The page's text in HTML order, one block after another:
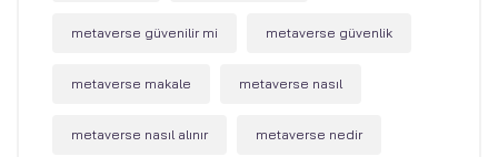
metaverse güvenilir mi metaverse güvenlik
metaverse makale metaverse nasıl
metaverse nasıl alınır metaverse nedir